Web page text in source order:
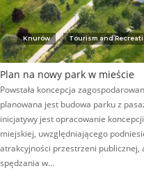
Knurów Tourism and
Plan na nowy park w mieście
Powstała koncepcja
planowana jest budowa parku z
inicjatywy jest opracowanie
miejskiej, uwzględniającego
atrakcyjności przestrzeni
spędzania w…